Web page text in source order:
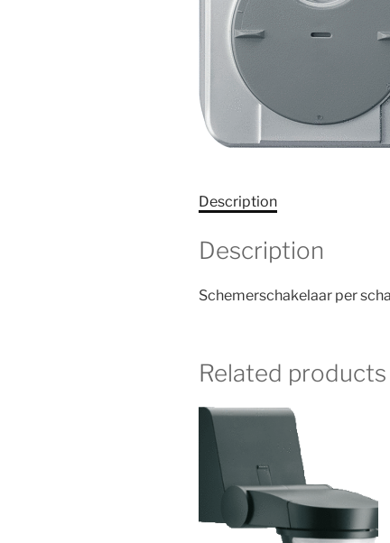
Description
Description
Schemerschakelaar per
Related products